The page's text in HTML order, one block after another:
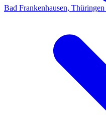
Bad Frankenhausen, Thüringen